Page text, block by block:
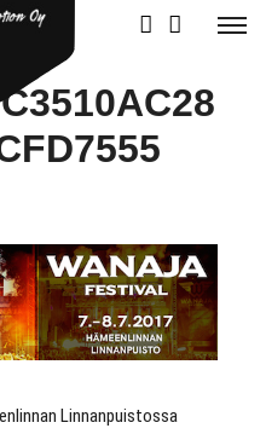
Linnanpuistossa